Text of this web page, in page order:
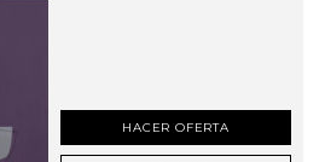
HACER OFERTA